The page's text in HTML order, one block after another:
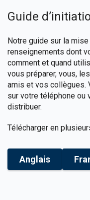
Guide
Notre guide sur la
renseignements dont
comment et quand
vous préparer, vous,
amis et vos collègues.
sur votre téléphone ou
distribuer.
Télécharger en
Anglais